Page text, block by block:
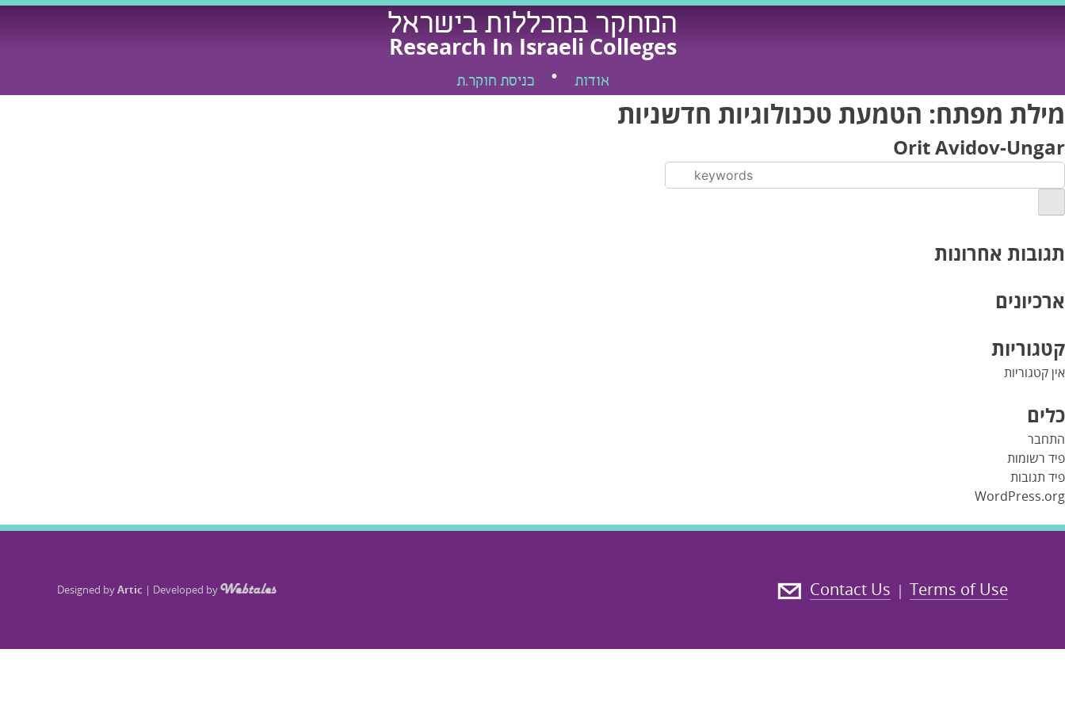
Skip
המחקר במכללות בישראל
Research In Israeli Colleges
אודות כניסת חוקר.ת
מילת מפתח: הטמעת טכנולוגיות חדשניות
Orit Avidov-Ungar
תגובות אחרונות
ארכיונים
קטגוריות
אין קטגוריות
כלים
התחבר
פיד רשומות
פיד תגובות
WordPress.org
Terms of Use
|
Contact Us
Designed byArtic | Developed by